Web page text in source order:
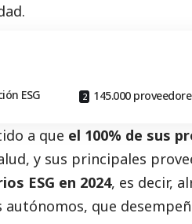
ESG 145.000
a que el 100% de sus
y sus principales
ESG en 2024, es decir,
que